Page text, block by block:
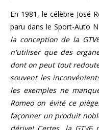
En 1981, le célèbre José
paru dans le Sport-Auto
la conception de la
n'utiliser que des
dont on peut tout
souvent les
les exemples ne
Romeo on évité ce
façonner un produit